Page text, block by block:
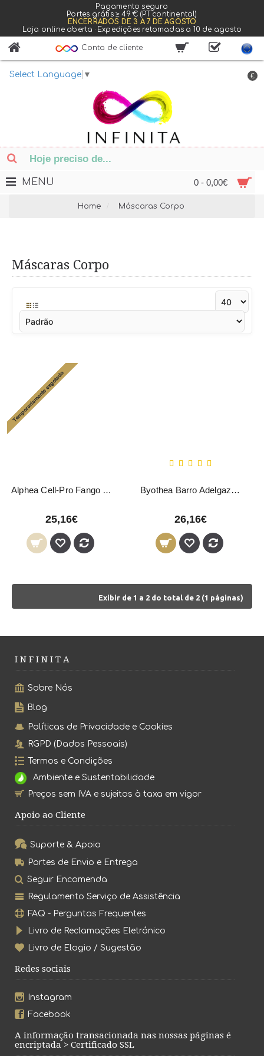
Pagamento seguro
Portes grátis ≥ 49 € (PT continental)
ENCERRADOS DE 3 A 7 DE AGOSTO
Loja online aberta · Expedições retomadas a 10 de agosto
Select Language ▼
Conta de cliente
€
0 - 0,00€
MENU
Home Máscaras Corpo
Máscaras Corpo
Alphea Cell-Pro Fango Cosmético 1000ml
25,16€
Byothea Barro Adelgazante - 1000ML
26,16€
Exibir de 1 a 2 do total de 2 (1 páginas)
I N F I N I T A
Sobre Nós
Blog
Políticas de Privacidade e Cookies
RGPD (Dados Pessoais)
Termos e Condições
Ambiente e Sustentabilidade
Preços sem IVA e sujeitos à taxa em vigor
Apoio ao Cliente
Suporte & Apoio
Portes de Envio e Entrega
Seguir Encomenda
Regulamento Serviço de Assistência
FAQ - Perguntas Frequentes
Livro de Reclamações Eletrónico
Livro de Elogio / Sugestão
Redes sociais
Instagram
Facebook
A informação transacionada nas nossas páginas é
encriptada > Certificado SSL